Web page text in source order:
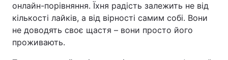
онлайн-порівняння. Їхня радість залежить не від
кількості лайків, а від вірності самим собі. Вони
не доводять своє щастя – вони просто його
проживають.